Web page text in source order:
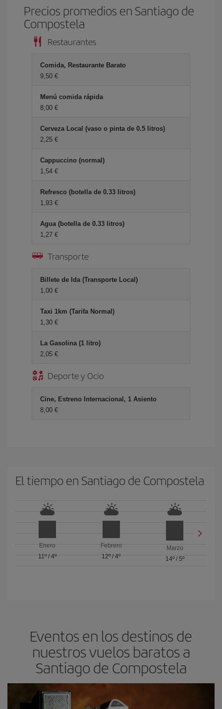
Precios promedios en Santiago de
Compostela
Restaurantes
Comida, Restaurante Barato
9,50 €
Menú comida rápida
8,00 €
Cerveza Local (vaso o pinta de 0.5 litros)
2,25 €
Cappuccino (normal)
1,54 €
Refresco (botella de 0.33 litros)
1,93 €
Agua (botella de 0.33 litros)
1,27 €
Transporte
Billete de Ida (Transporte Local)
1,00 €
Taxi 1km (Tarifa Normal)
1,30 €
La Gasolina (1 litro)
2,05 €
Deporte y Ocio
Cine, Estreno Internacional, 1 Asiento
8,00 €
El tiempo en Santiago de Compostela
Enero
11º/ 4º
Febrero
12º/ 4º
Marzo
14º/ 5º
Eventos en los destinos de
nuestros vuelos baratos a
Santiago de Compostela